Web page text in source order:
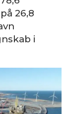
26,8
i